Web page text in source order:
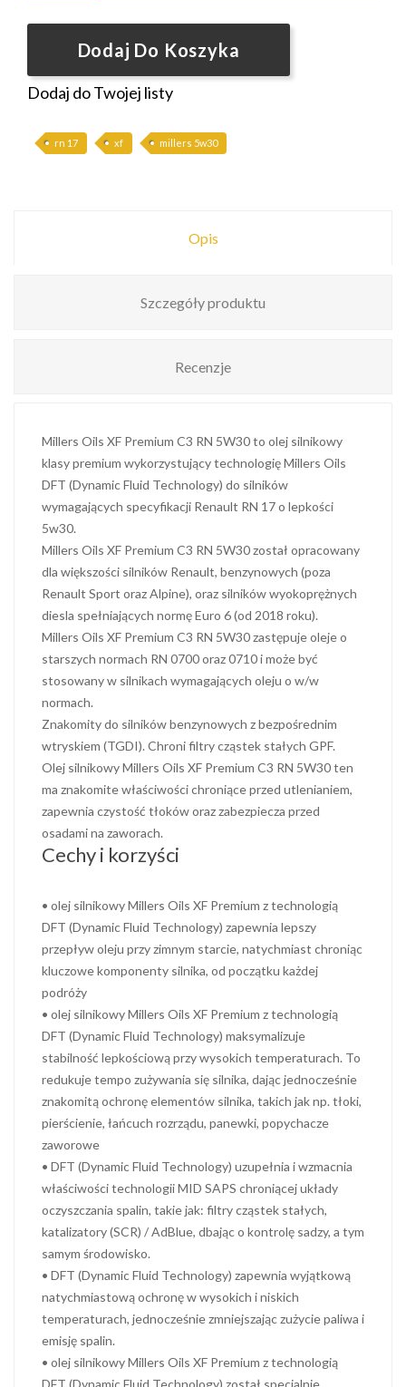
Dodaj Do Koszyka
Dodaj do Twojej listy
rn 17 xf millers 5w30
Opis
Szczegóły produktu
Recenzje
Millers Oils XF Premium C3 RN 5W30 to olej silnikowy
klasy premium wykorzystujący technologię Millers Oils
DFT (Dynamic Fluid Technology) do silników
wymagających specyfikacji Renault RN 17 o lepkości
5w30.
Millers Oils XF Premium C3 RN 5W30 został opracowany
dla większości silników Renault, benzynowych (poza
Renault Sport oraz Alpine), oraz silników wyokoprężnych
diesla spełniających normę Euro 6 (od 2018 roku).
Millers Oils XF Premium C3 RN 5W30 zastępuje oleje o
starszych normach RN 0700 oraz 0710 i może być
stosowany w silnikach wymagających oleju o w/w
normach.
Znakomity do silników benzynowych z bezpośrednim
wtryskiem (TGDI). Chroni filtry cząstek stałych GPF.
Olej silnikowy Millers Oils XF Premium C3 RN 5W30 ten
ma znakomite właściwości chroniące przed utlenianiem,
zapewnia czystość tłoków oraz zabezpiecza przed
osadami na zaworach.
Cechy i korzyści
• olej silnikowy Millers Oils XF Premium z technologią
DFT (Dynamic Fluid Technology) zapewnia lepszy
przepływ oleju przy zimnym starcie, natychmiast chroniąc
kluczowe komponenty silnika, od początku każdej
podróży
• olej silnikowy Millers Oils XF Premium z technologią
DFT (Dynamic Fluid Technology) maksymalizuje
stabilność lepkościową przy wysokich temperaturach. To
redukuje tempo zużywania się silnika, dając jednocześnie
znakomitą ochronę elementów silnika, takich jak np. tłoki,
pierścienie, łańcuch rozrządu, panewki, popychacze
zaworowe
• DFT (Dynamic Fluid Technology) uzupełnia i wzmacnia
właściwości technologii MID SAPS chroniącej układy
oczyszczania spalin, takie jak: filtry cząstek stałych,
katalizatory (SCR) / AdBlue, dbając o kontrolę sadzy, a tym
samym środowisko.
• DFT (Dynamic Fluid Technology) zapewnia wyjątkową
natychmiastową ochronę w wysokich i niskich
temperaturach, jednocześnie zmniejszając zużycie paliwa i
emisję spalin.
• olej silnikowy Millers Oils XF Premium z technologią
DFT (Dynamic Fluid Technology) został specjalnie